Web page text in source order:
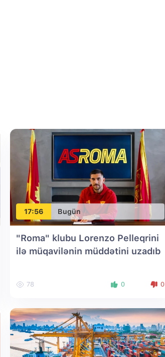
17:56 Bugün
"Roma" klubu Lorenzo Pelleqrini
ilə müqavilənin müddətini uzadıb
78 0 0